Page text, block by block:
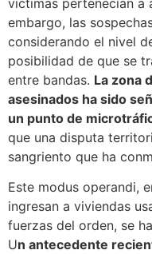
víctimas pertenecían a
embargo, las
considerando el nivel
posibilidad de que se
entre bandas. La zona
asesinados ha sido
un punto de
que una disputa
sangriento que ha
Este modus operandi,
ingresan a viviendas
fuerzas del orden, se
Un antecedente